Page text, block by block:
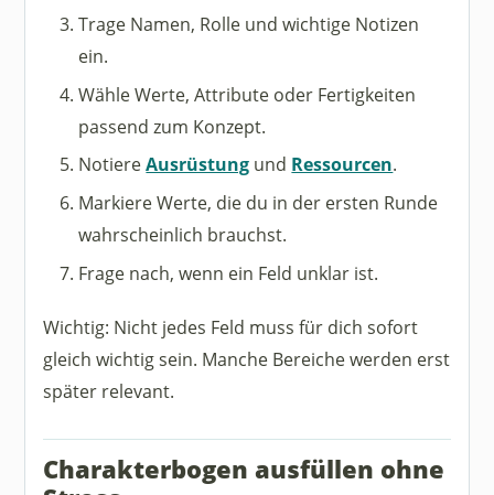
Trage Namen, Rolle und wichtige Notizen
ein.
Wähle Werte, Attribute oder Fertigkeiten
passend zum Konzept.
NotiereAusrüstung und Ressourcen.
Markiere Werte, die du in der ersten Runde
wahrscheinlich brauchst.
Frage nach, wenn ein Feld unklar ist.
Wichtig: Nicht jedes Feld muss für dich sofort
gleich wichtig sein. Manche Bereiche werden erst
später relevant.
Charakterbogen ausfüllen ohne